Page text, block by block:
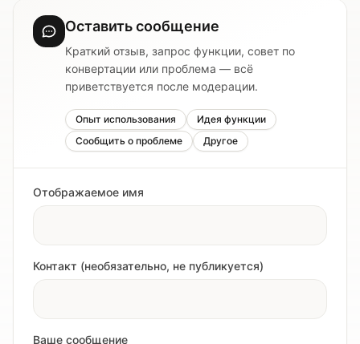
Оставить сообщение
Краткий отзыв, запрос функции, совет по
конвертации или проблема — всё
приветствуется после модерации.
Опыт использования
Идея функции
Сообщить о проблеме
Другое
Отображаемое имя
Контакт (необязательно, не публикуется)
Ваше сообщение